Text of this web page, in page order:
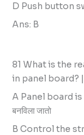
D Push button
Ans: B
81 What is the
in panel board? |
A Panel board is
बनविला जातो
B Control the